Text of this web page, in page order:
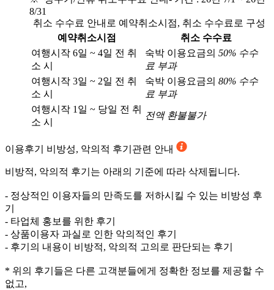
8/31
취소 수수료 안내로 예약취소시점, 취소 수수료로 구성
예약취소시점
취소 수수료
여행시작 6일 ~ 4일 전 취
소 시
숙박 이용요금의 50% 수수
료 부과
여행시작 3일 ~ 2일 전 취
소 시
숙박 이용요금의 80% 수수
료 부과
여행시작 1일 ~ 당일 전 취
소 시
전액 환불불가
이용후기 비방성, 악의적 후기관련 안내
비방적, 악의적 후기는 아래의 기준에 따라 삭제됩니다.
- 정상적인 이용자들의 만족도를 저하시킬 수 있는 비방성 후
기
- 타업체 홍보를 위한 후기
- 상품이용자 과실로 인한 악의적인 후기
- 후기의 내용이 비방적, 악의적 고의로 판단되는 후기
* 위의 후기들은 다른 고객분들에게 정확한 정보를 제공할 수
없고,